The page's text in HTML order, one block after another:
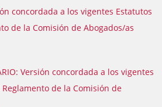
concordada a los vigentes Estatutos
de la Comisión de Abogados/as
Versión concordada a los vigentes
de la Comisión de